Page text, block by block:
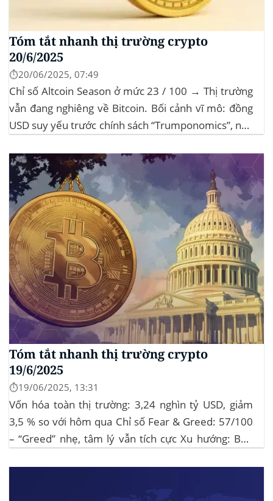
Tóm tắt nhanh thị trường crypto
20/6/2025
⏱️20/06/2025, 07:49
Chỉ số Altcoin Season ở mức 23 / 100 → Thị trường
vẫn đang nghiêng về Bitcoin. Bối cảnh vĩ mô: đồng
USD suy yếu trước chính sách “Trumponomics”, nhà
Sự kiện Chi tiết Hack 100 triệu USD...
Tóm tắt nhanh thị trường crypto
19/6/2025
⏱️19/06/2025, 13:31
Vốn hóa toàn thị trường: 3,24 nghìn tỷ USD, giảm
3,5 % so với hôm qua Chỉ số Fear & Greed: 57/100
– “Greed” nhẹ, tâm lý vẫn tích cực Xu hướng: BTC